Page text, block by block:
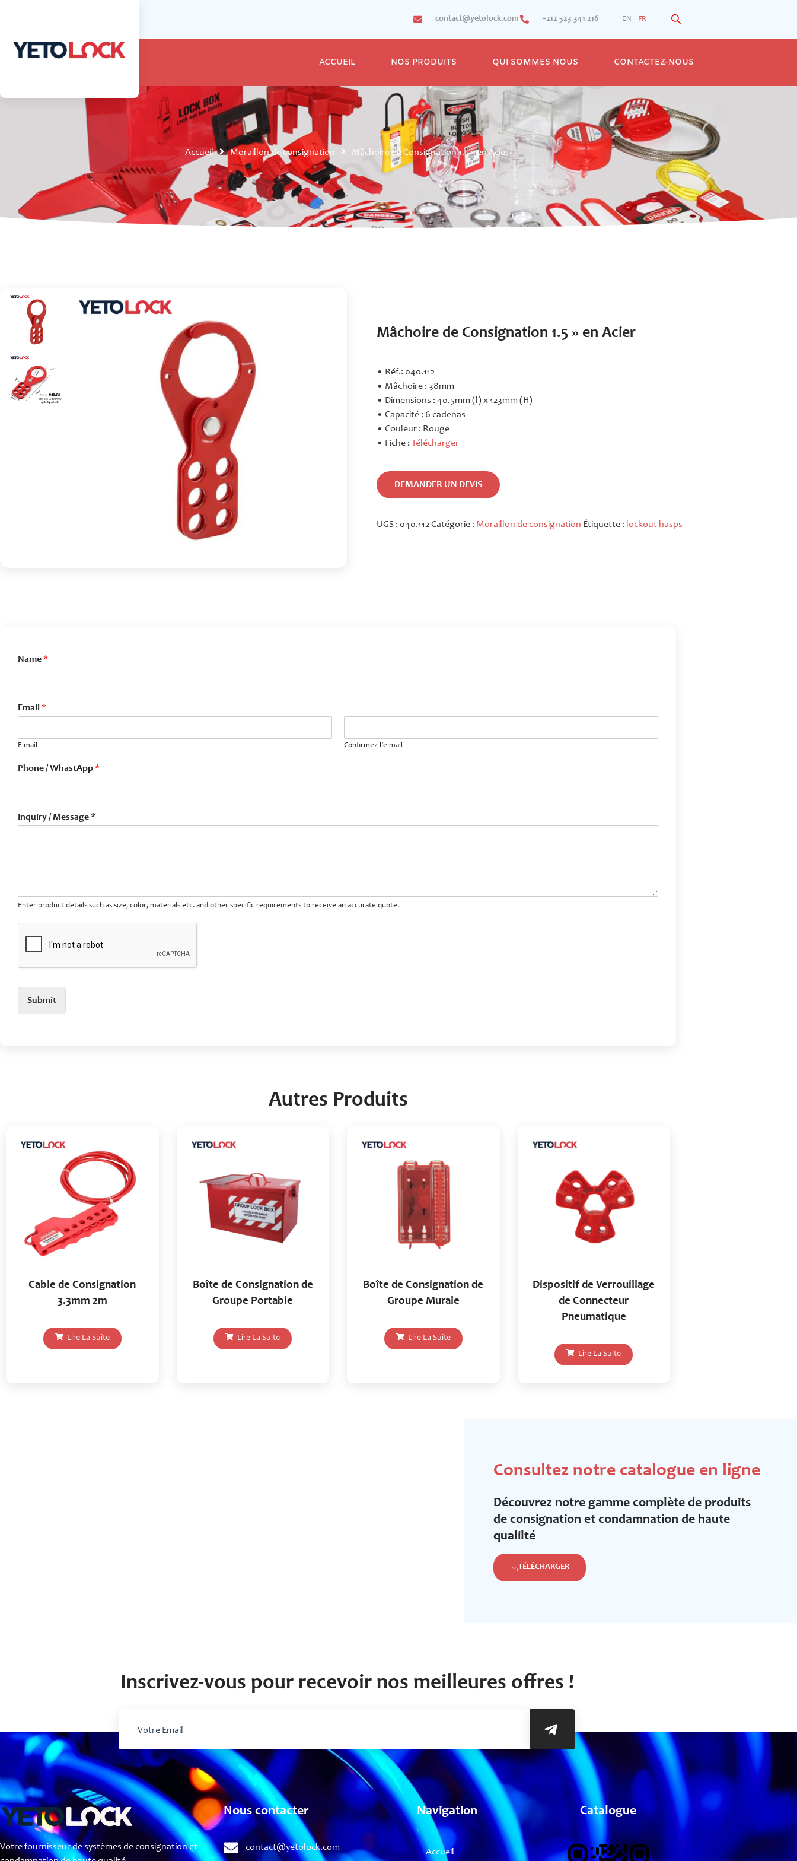
contact@yetolock.com +212 523 341 216 EN FR
ACCUEIL NOS PRODUITS QUI SOMMES NOUS CONTACTEZ-NOUS
Accueil Moraillon de consignation Mâchoire de Consignation 1.5 » en Acier
Mâchoire de Consignation 1.5 » en Acier
• Réf.: 040.112
• Mâchoire : 38mm
• Dimensions : 40.5mm (l) x 123mm (H)
• Capacité : 6 cadenas
• Couleur : Rouge
• Fiche : Télécharger
DEMANDER UN DEVIS
UGS : 040.112Catégorie : Moraillon de consignation Étiquette : lockout hasps
Name*
Email *
E-mail Confirmez l’e-mail
Phone / WhastApp*
Inquiry / Message *
Enter product details such as size, color, materials etc. and other specific requirements to receive an accurate quote.
Submit
Autres Produits
Cable de Consignation
3.3mm 2m
Lire La Suite
Boîte de Consignation de
Groupe Portable
Lire La Suite
Boîte de Consignation de
Groupe Murale
Lire La Suite
Dispositif de Verrouillage
de Connecteur
Pneumatique
Lire La Suite
Consultez notre catalogue en ligne
Découvrez notre gamme complète de produits
de consignation et condamnation de haute
qualilté
TÉLÉCHARGER
Inscrivez-vous pour recevoir nos meilleures offres !
Votre fournisseur de systèmes de consignation et
Nous contacter
contact@yetolock.com
Navigation
Accueil
Catalogue